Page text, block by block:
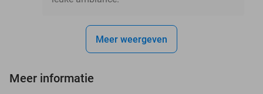
Meer weergeven
Meer informatie